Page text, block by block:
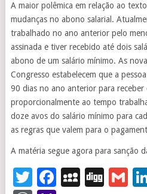
A maior polêmica em relação ao
mudanças no abono salarial.
trabalhado no ano anterior pelo
assinada e tiver recebido até dois
abono de um salário mínimo. As
Congresso estabelecem que a
90 dias no ano anterior para receber
proporcionalmente ao tempo
doze avos do salário mínimo para
as regras que valem para o
A matéria segue agora para sanção
Twitter
Facebook
Digg